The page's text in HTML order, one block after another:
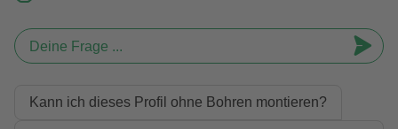
Deine Frage ...
Kann ich dieses Profil ohne Bohren montieren?